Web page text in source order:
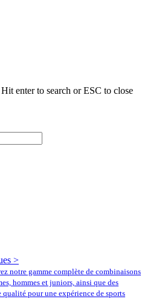
Hit enter to search or ESC to close
>
notre gamme complète de combinaisons
hommes et juniors, ainsi que des
qualité pour une expérience de sports